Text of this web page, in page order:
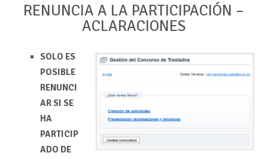
RENUNCIA A LA PARTICIPACIÓN –
ACLARACIONES
SOLO ES
POSIBLE
RENUNCI
AR SI SE
HA
PARTICIP
ADO DE